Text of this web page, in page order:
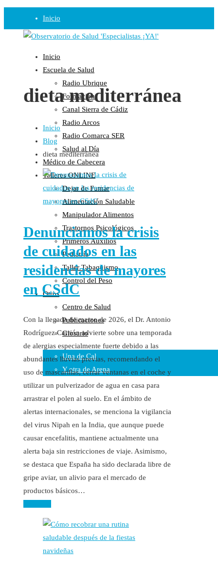
Inicio
Observatorio
Opinión
Radio
Guadalinfo Salud
Radio Guadalete
COPE Pontevedra
Salud en Radio Ubrique
Salud en Verano
Plataforma
Manifiestos
Comunicados
En nuestra Web
Colaboraciones
Cartas al Director
Medios de Comunicación
Otros
Vídeos
Cara Oscura Sanidad
Humor
Cal y Arena
Una de Cal
Y otra de Arena
Noticias Sanitarias
Enlaces
Newsletter
Inicio
Escuela de Salud
Radio Ubrique
Formación
Canal Sierra de Cádiz
Radio Arcos
Radio Comarca SER
Salud al Día
Médico de Cabecera
Talleres ONLINE
Dejar de Fumar
Alimentación Saludable
Manipulador Alimentos
Trastornos Psicológicos
Primeros Auxilios
Pediatría
Taller Tabaquismo
Control del Peso
Otros
Centro de Salud
Publicaciones
Glosario
dieta mediterránea
Inicio
Blog
dieta mediterránea
Denunciamos la crisis
de cuidados en las
residencias de mayores
en CSdC
Con la llegada de marzo de 2026, el Dr. Antonio
Rodríguez Carrión advierte sobre una temporada
de alergias especialmente fuerte debido a las
abundantes lluvias previas, recomendando el
uso de mascarillas, cerrar ventanas en el coche y
utilizar un pulverizador de agua en casa para
arrastrar el polen al suelo. En el ámbito de
alertas internacionales, se menciona la vigilancia
del virus Nipah en la India, que aunque puede
causar encefalitis, mantiene actualmente una
alerta baja sin restricciones de viaje. Asimismo,
se destaca que España ha sido declarada libre de
gripe aviar, un alivio para el mercado de
productos básicos…